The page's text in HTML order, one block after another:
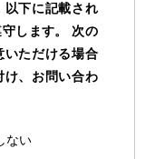
以下に記載され
します。 次の
いただける場合
け、お問い合わ
ない